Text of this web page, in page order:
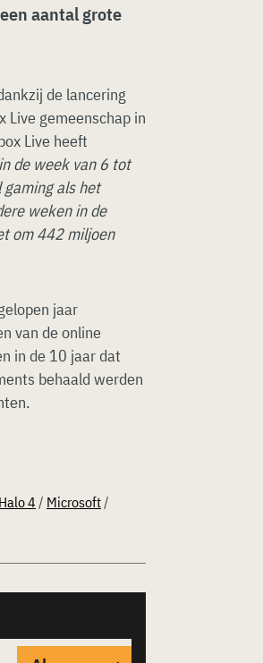
aantal grote
de lancering
Live gemeenschap in
Live heeft
de week van 6 tot
gaming als het
weken in de
om 442 miljoen
jaar
van de online
in de 10 jaar dat
behaald werden
Halo 4 / Microsoft/